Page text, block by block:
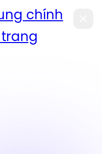
chính